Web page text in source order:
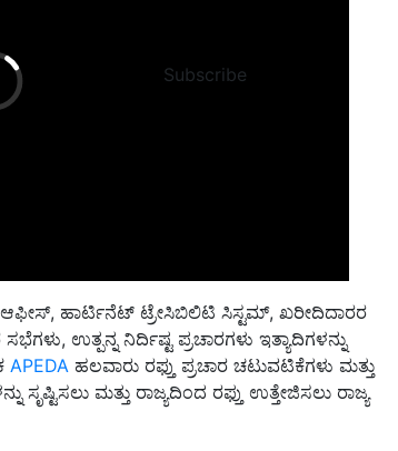
Subscribe
ಹಾರ್ಟಿನೆಟ್ ಟ್ರೇಸಿಬಿಲಿಟಿ ಸಿಸ್ಟಮ್, ಖರೀದಿದಾರರ
ಉತ್ಪನ್ನ ನಿರ್ದಿಷ್ಟ ಪ್ರಚಾರಗಳು ಇತ್ಯಾದಿಗಳನ್ನು
APEDA ಹಲವಾರು ರಫ್ತು ಪ್ರಚಾರ ಚಟುವಟಿಕೆಗಳು ಮತ್ತು
ಮತ್ತು ರಾಜ್ಯದಿಂದ ರಫ್ತು ಉತ್ತೇಜಿಸಲು ರಾಜ್ಯ